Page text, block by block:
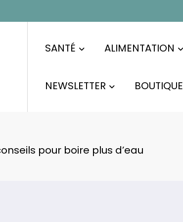
SANTÉ ALIMENTATION
NEWSLETTER BOUTIQUE
pour boire plus d’eau